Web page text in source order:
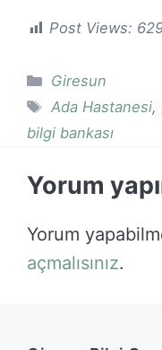
Post Views:
Kategoriler
Giresun
Etiketler
Ada Hastanesi,
bilgi bankası
Yorum
Yorum
açmalısınız.